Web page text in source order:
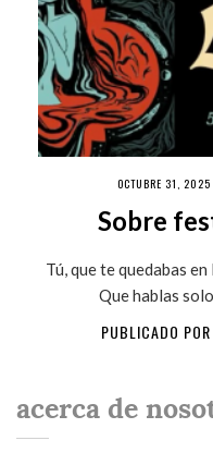
OCTUBRE 31, 2025
Sobre
Tú, que te quedabas
Que hablas
PUBLICADO POR
acerca de